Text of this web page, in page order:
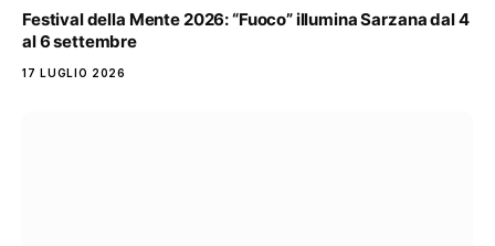
Festival della Mente 2026: “Fuoco” illumina Sarzana dal 4
al 6 settembre
17 LUGLIO 2026